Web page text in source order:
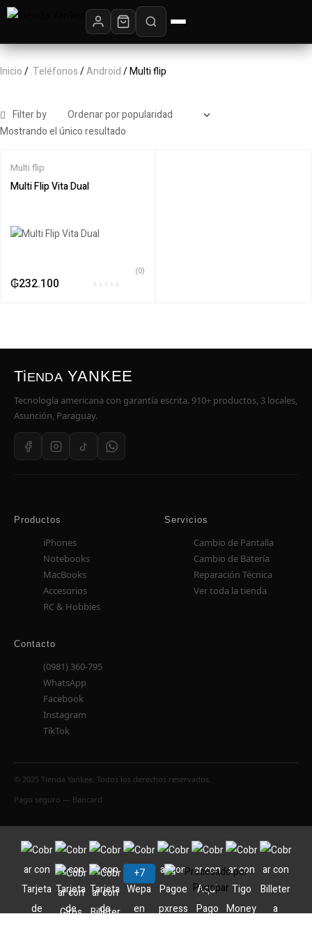
Inicio/.Teléfonos/Android/ Multi flip
Filter by
Mostrando el único resultado
Multi flip
Multi Flip Vita Dual ‎ ‎ ‎ ‎ ‎ ‎ ‎ ‎ ‎ ‎ ‎ ‎ ‎ ‎ ‎ ‎ ‎ ‎ ‎ ‎ ‎ ‎ ‎ ‎ ‎ ‎
₲232.100
(0)
TiENDA YANKEE
Tecnología americana con garantía escrita. 910+ productos, 3 locales,
Asunción, Paraguay.
Productos
iPhones
Notebooks
MacBooks
Accesorios
RC & Hobbies
Servicios
Cambio de Pantalla
Cambio de Batería
Reparación Técnica
Ver toda la tienda
Contacto
(0981) 360-795
WhatsApp
Facebook
Instagram
TikTok
© 2025 Tienda Yankee. Todos los derechos reservados.
Pago seguro — Bancard